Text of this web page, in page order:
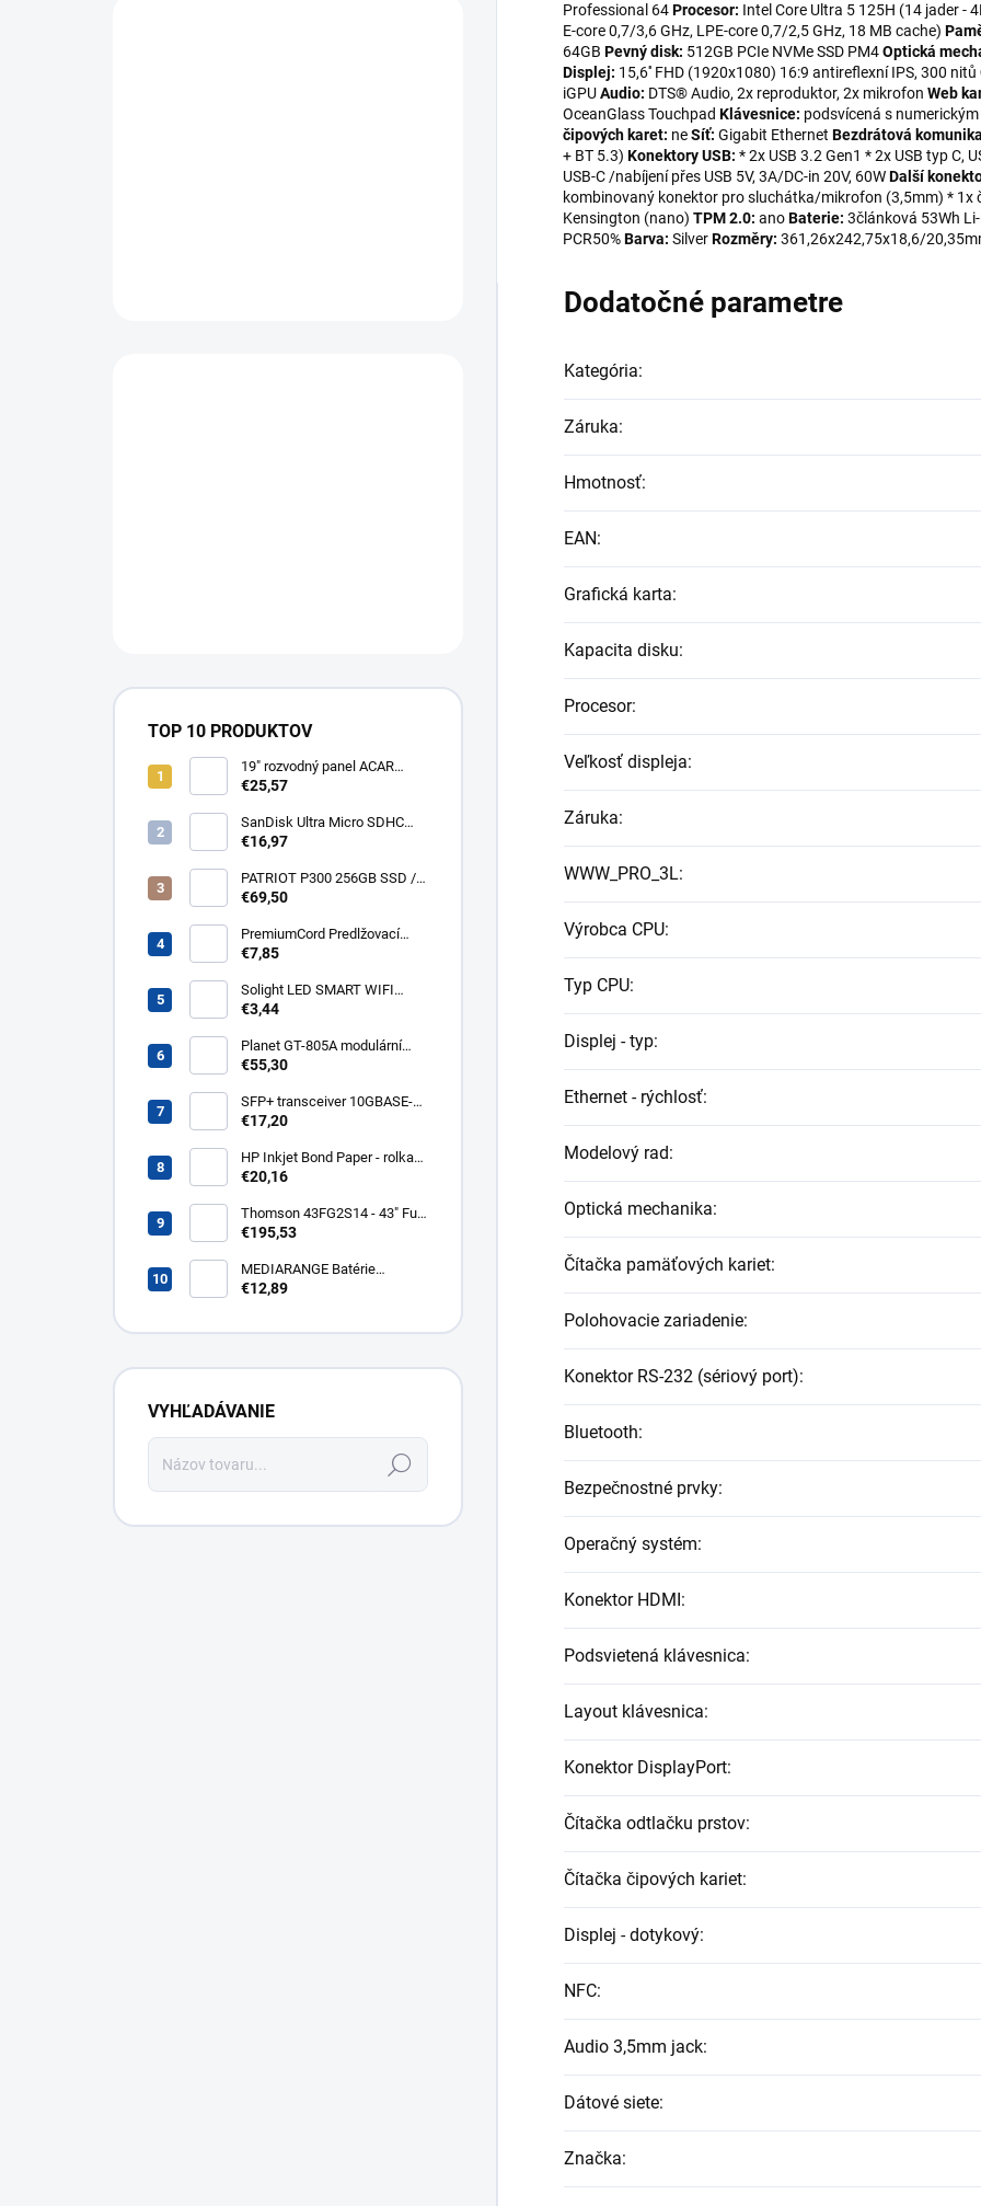
TOP 10 PRODUKTOV
19" rozvodný panel ACAR
8x230V, vypínač, indikátor
kabel 3m Acar S8 FA
€25,57
SanDisk Ultra Micro SDHC
32GB 120MB/s A1+ada
€16,97
PATRIOT P300 256GB SSD /
Interní / M.2 PCIe Gen3 x4
P300P256GM28
€69,50
PremiumCord Predlžovací
kábel - sieť 230V, IEC 320 C13
€7,85
Solight LED SMART WIFI
žiarovka, GU10, 5W, RGB,
€3,44
Planet GT-805A modulární
konvertor Gigabit
805A
€55,30
SFP+ transceiver 10GBASE-
SR/SW, multirate, MM, OM3-
850nm VCSEL, LC dup., DMI ,
DELL komp.. SFP-PLUS-SR-
€17,20
HP Inkjet Bond Paper - rolka
24'' Q1396A
€20,16
Thomson 43FG2S14 - 43" Full
HD, Google TV, LED, čierny
€195,53
MEDIARANGE Batérie
nabíjateľné AAA, USB-C, 4ks
€12,89
VYHĽADÁVANIE
Hľadať
Professional 64Procesor: Intel Core Ultra 5 125H (14 jader -
E-core 0,7/3,6 GHz, LPE-core 0,7/2,5 GHz, 18 MB cache)
64GB Pevný disk: 512GB PCIe NVMe SSD PM4Optická
Displej: 15,6'' FHD (1920x1080) 16:9 antireflexní IPS, 300 nitů
iGPUAudio: DTS® Audio, 2x reproduktor, 2x mikrofon Web
OceanGlass Touchpad Klávesnice: podsvícená s
čipových karet: neSíť: Gigabit Ethernet Bezdrátová
+ BT 5.3) Konektory USB: * 2x USB 3.2 Gen1 * 2x USB typ C,
USB-C /nabíjení přes USB 5V, 3A/DC-in 20V, 60WDalší
kombinovaný konektor pro sluchátka/mikrofon (3,5mm) * 1x
Kensington (nano) TPM 2.0: anoBaterie: 3článková 53Wh
PCR50%Barva: SilverRozměry: 361,26x242,75x18,6/
Dodatočné parametre
Kategória:
Záruka:
Hmotnosť:
EAN:
Grafická karta:
Kapacita disku:
Procesor:
Veľkosť displeja:
Záruka:
WWW_PRO_3L:
Výrobca CPU:
Typ CPU:
Displej - typ:
Ethernet - rýchlosť:
Modelový rad:
Optická mechanika:
Čítačka pamäťových kariet:
Polohovacie zariadenie:
Konektor RS-232 (sériový port):
Bluetooth:
Bezpečnostné prvky:
Operačný systém:
Konektor HDMI :
Podsvietená klávesnica:
Layout klávesnica:
Konektor DisplayPort:
Čítačka odtlačku prstov:
Čítačka čipových kariet:
Displej - dotykový:
NFC:
Audio 3,5mm jack:
Dátové siete:
Značka: